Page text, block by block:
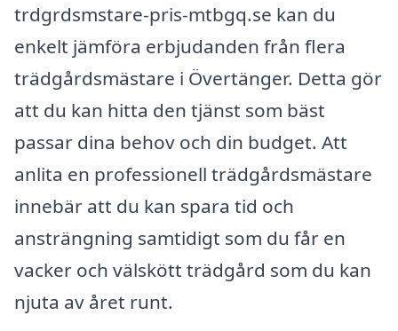
trdgrdsmstare-pris-mtbgq.se kan du
enkelt jämföra erbjudanden från flera
trädgårdsmästare i Övertänger. Detta gör
att du kan hitta den tjänst som bäst
passar dina behov och din budget. Att
anlita en professionell trädgårdsmästare
innebär att du kan spara tid och
ansträngning samtidigt som du får en
vacker och välskött trädgård som du kan
njuta av året runt.